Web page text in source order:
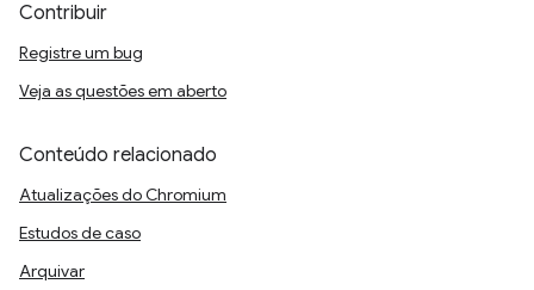
Contribuir
Registre um bug
Veja as questões em aberto
Conteúdo relacionado
Atualizações do Chromium
Estudos de caso
Arquivar